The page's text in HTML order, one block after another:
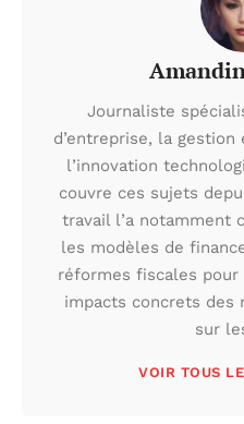
Journaliste
d’entreprise, la
l’innovation
couvre ces sujets
travail l’a notamment
les modèles de
réformes fiscales
impacts concrets des
sur
VOIR TOUS